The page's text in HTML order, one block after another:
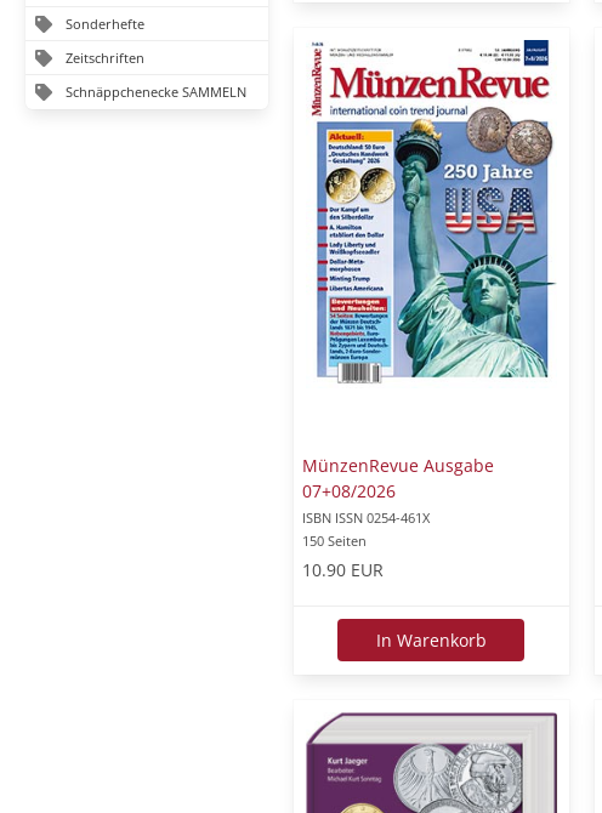
Sonderhefte
Zeitschriften
Schnäppchenecke SAMMELN
MünzenRevue Ausgabe
07+08/2026
ISBN ISSN 0254-461X
150 Seiten
10.90 EUR
In Warenkorb